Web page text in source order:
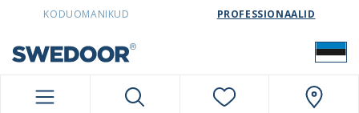
SWEDOORESTONIA NAVIGATION
KODUOMANIKUD PROFESSIONAALID